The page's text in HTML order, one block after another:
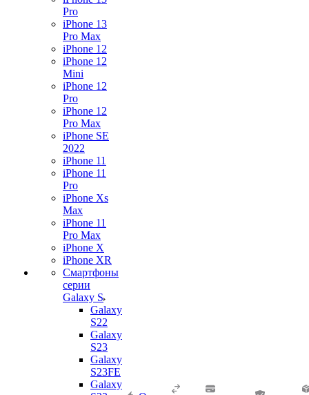
Pro
iPhone 13
Pro Max
iPhone 12
iPhone 12
Mini
iPhone 12
Pro
iPhone 12
Pro Max
iPhone SE
2022
iPhone 11
iPhone 11
Pro
iPhone Xs
Max
iPhone 11
Pro Max
iPhone X
iPhone XR
Смартфоны
серии
Galaxy S
Galaxy
S22
Galaxy
S23
Galaxy
S23FE
Galaxy